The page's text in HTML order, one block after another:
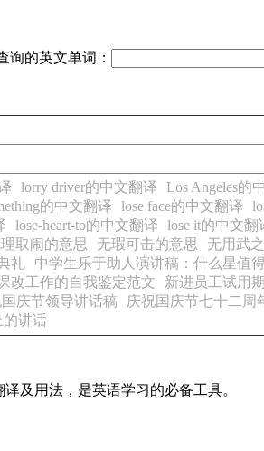
询的英文单词：
lorry driver的中文翻译 Los Angeles的
的中文翻译 lose face的中文翻译
lose-heart-to的中文翻译 lose it的中文翻
取闹的意思 无瑕可击的意思 无用武
礼 中学生乐于助人演讲稿：什么星值
改工作的自我鉴定范文 新进员工试用
庆节领导讲话稿 庆祝国庆节七十二周
的讲话
及用法，是英语学习的必备工具。